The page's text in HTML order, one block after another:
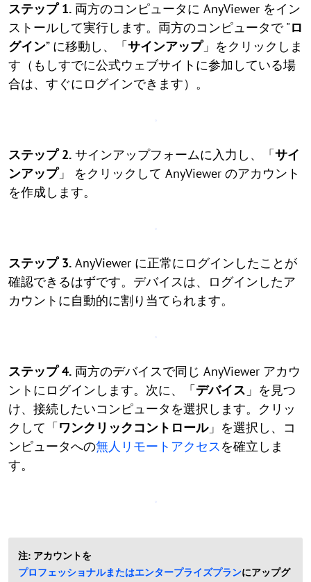
ステップ 1. 両方のコンピュータに AnyViewer をイン
ストールして実行します。両方のコンピュータで "ロ
グイン” に移動し、「サインアップ」をクリックしま
す（もしすでに公式ウェブサイトに参加している場
合は、すぐにログインできます）。
ステップ 2. サインアップフォームに入力し、「サイ
ンアップ」 をクリックして AnyViewer のアカウント
を作成します。
ステップ 3. AnyViewer に正常にログインしたことが
確認できるはずです。デバイスは、ログインしたア
カウントに自動的に割り当てられます。
ステップ 4. 両方のデバイスで同じ AnyViewer アカウ
ントにログインします。次に、「デバイス 」を見つ
け、接続したいコンピュータを選択します。クリッ
クして「ワンクリックコントロール」を選択し、コ
ンピュータへの無人リモートアクセスを確立しま
す。
注: アカウントを
プロフェッショナルまたはエンタープライズプランにアップグ